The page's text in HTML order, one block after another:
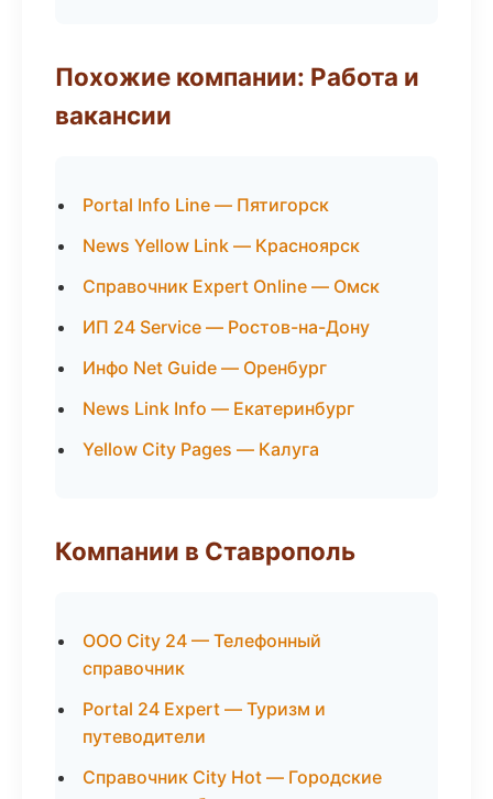
Похожие компании: Работа и
вакансии
Portal Info Line — Пятигорск
News Yellow Link — Красноярск
Справочник Expert Online — Омск
ИП 24 Service — Ростов-на-Дону
Инфо Net Guide — Оренбург
News Link Info — Екатеринбург
Yellow City Pages — Калуга
Компании в Ставрополь
ООО City 24 — Телефонный
справочник
Portal 24 Expert — Туризм и
путеводители
Справочник City Hot — Городские